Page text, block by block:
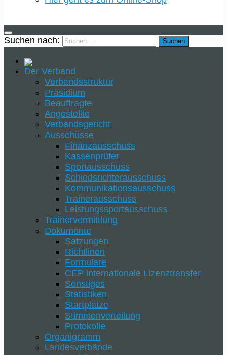
Suchen nach:
Der Verband
Verbandsstruktur
Präsidium
Beauftragte
Angestellte
Verbandsgericht
Ausschüsse
Finanzausschuss
Kassenprüfer
Sportausschuss
Schiedsrichterausschuss
Kommunikationsausschuss
Trainerausschuss
Leistungssportausschuss
Trainervermittlung
Dokumente
Satzungen
Richtlinen
Formulare
CEP internationale Lizenztransfer
Sonstiges
Statistiken
Startplätze
Stimmenverteilung
Protokolle
Organigramm
Landesverbände